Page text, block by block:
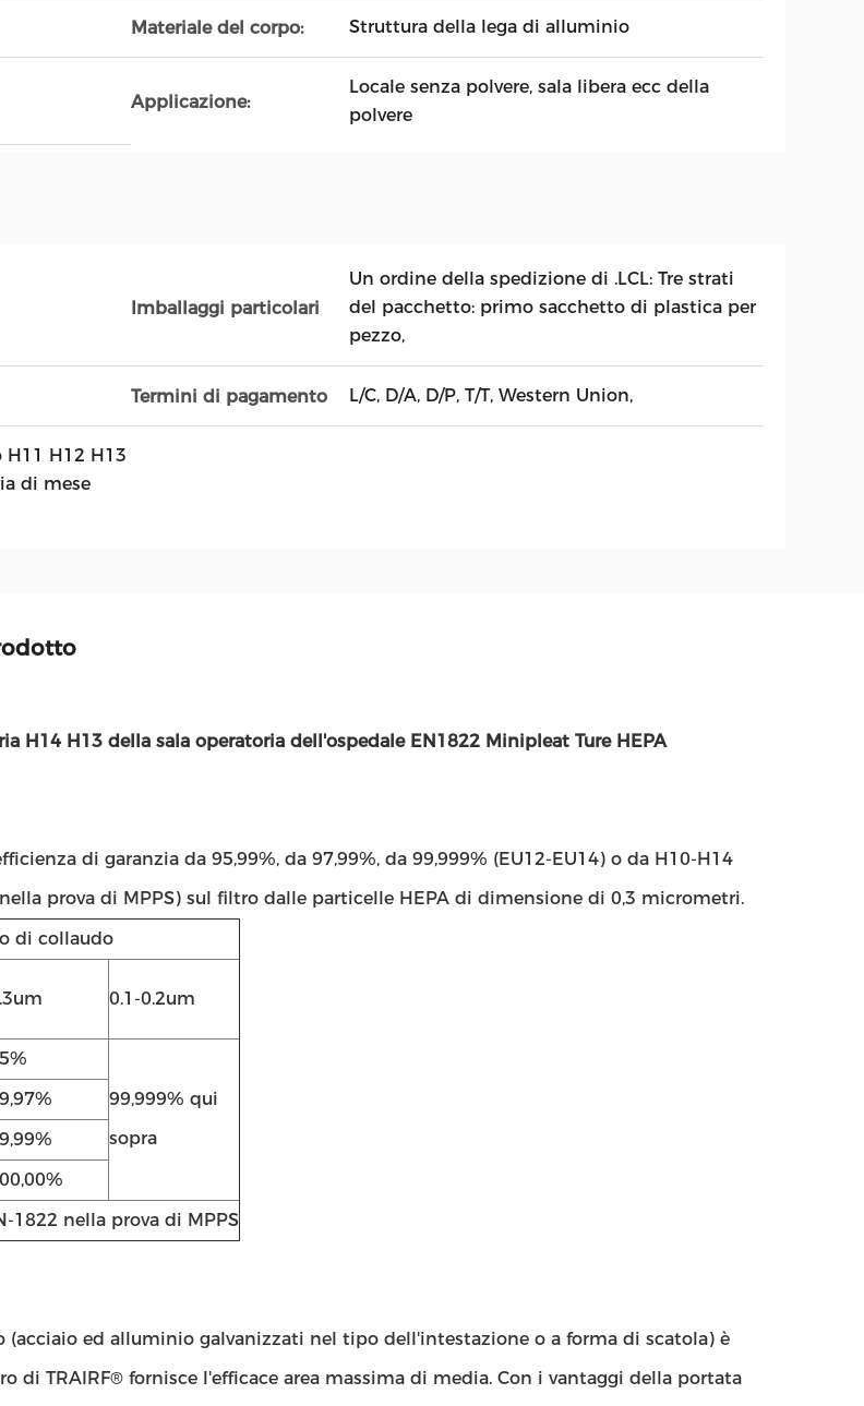
Materiale del corpo: Struttura della lega di alluminio
Applicazione:
Locale senza polvere, sala libera ecc della
polvere
Imballaggi particolari
Un ordine della spedizione di .LCL: Tre strati
del pacchetto: primo sacchetto di plastica per
pezzo,
Termini di pagamento L/C, D/A, D/P, T/T, Western Union,
H12 H13
di mese
H14 H13 della sala operatoria dell'ospedale EN1822 Minipleat Ture HEPA
di garanzia da 95,99%, da 97,99%, da 99,999% (EU12-EU14) o da H10-H14
prova di MPPS) sul filtro dalle particelle HEPA di dimensione di 0,3 micrometri.
di collaudo
0.1-0.2um
99,999% qui
sopra
1822 nella prova di MPPS
(acciaio ed alluminio galvanizzati nel tipo dell'intestazione o a forma di scatola) è
di TRAIRF® fornisce l'efficace area massima di media. Con i vantaggi della portata